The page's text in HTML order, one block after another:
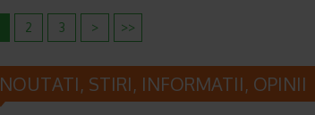
2 3 > >>
NOUTATI, STIRI, INFORMATII, OPINII